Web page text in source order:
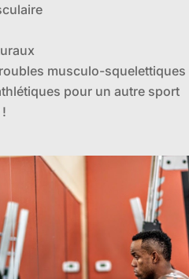
musculo-squelettiques
pour un autre sport